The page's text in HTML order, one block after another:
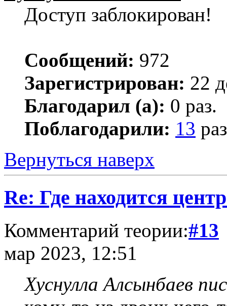
Доступ заблокирован!
Сообщений: 972
Зарегистрирован: 22
Благодарил (а): 0 раз.
Поблагодарили: 13
Вернуться наверх
Re: Где находится
Комментарий теории:#13
мар 2023, 12:51
Хуснулла Алсынбаев